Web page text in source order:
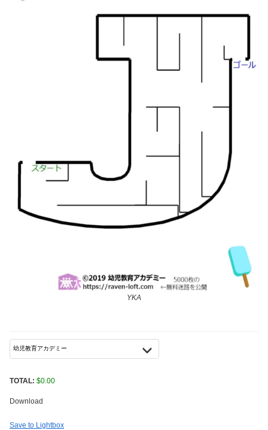
YKA
TOTAL: $0.00
Download
Save to Lightbox